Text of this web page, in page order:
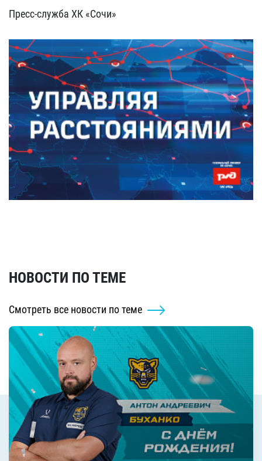
Пресс-служба ХК «Сочи»
НОВОСТИ ПО ТЕМЕ
Смотреть все новости по теме